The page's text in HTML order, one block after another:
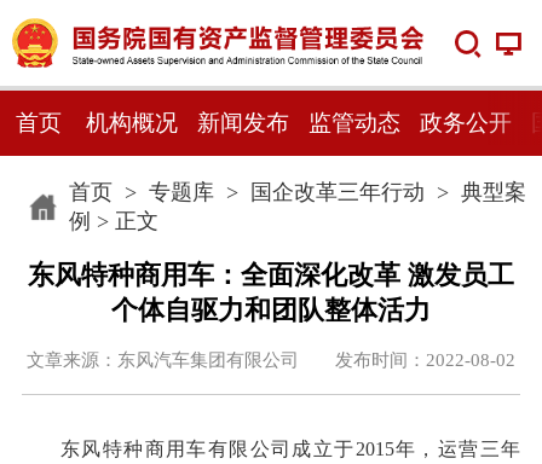
首页 机构概况 新闻发布 监管动态 政务公开
首页> 专题库> 国企改革三年行动 > 典型案
例 > 正文
东风特种商用车：全面深化改革 激发员工
个体自驱力和团队整体活力
文章来源：东风汽车集团有限公司 发布时间：2022-08-02
东风特种商用车有限公司成立于2015年，运营三年